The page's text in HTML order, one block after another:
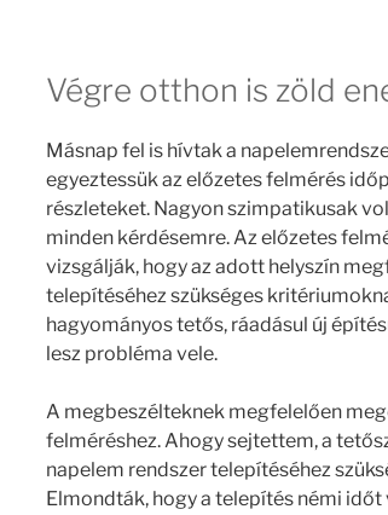
Végre otthon is zöld
Másnap fel is hívtak a
egyeztessük az előzetes felmérés
részleteket. Nagyon szimpatikusak
minden kérdésemre. Az előzetes
vizsgálják, hogy az adott helyszín
telepítéséhez szükséges
hagyományos tetős, ráadásul új
lesz probléma vele.
A megbeszélteknek megfelelően
felméréshez. Ahogy sejtettem, a
napelem rendszer telepítéséhez
Elmondták, hogy a telepítés némi időt